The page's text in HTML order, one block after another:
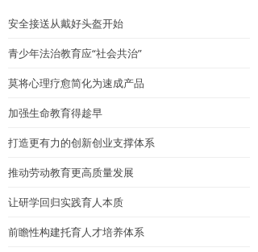
安全接送从戴好头盔开始
青少年法治教育应“社会共治”
莫将心理疗愈简化为速成产品
加强生命教育得趁早
打造更有力的创新创业支撑体系
推动劳动教育更高质量发展
让研学回归实践育人本质
前瞻性构建托育人才培养体系